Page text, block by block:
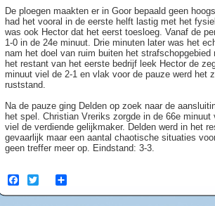
De ploegen maakten er in Goor bepaald geen
had het vooral in de eerste helft lastig met het
was ook Hector dat het eerst toesloeg. Vanaf de
1-0 in de 24e minuut. Drie minuten later was het
nam het doel van ruim buiten het
het restant van het eerste bedrijf leek Hector de
minuut viel de 2-1 en vlak voor de pauze werd het
ruststand.
Na de pauze ging Delden op zoek naar de
het spel. Christian Vreriks zorgde in de 66e
viel de verdiende gelijkmaker. Delden werd in het
gevaarlijk maar een aantal chaotische situaties
geen treffer meer op. Eindstand: 3-3.